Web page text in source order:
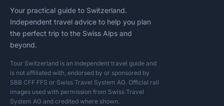
Your practical guide to Switzerland.
Independent travel advice to help you plan
the perfect trip to the Swiss Alps and
beyond.
Tour Switzerland is an independent travel guide and
is not affiliated with, endorsed by or sponsored by
SBB CFF FFS or Swiss Travel System AG. Official rail
images used with permission from Swiss Travel
System AG and credited where shown.